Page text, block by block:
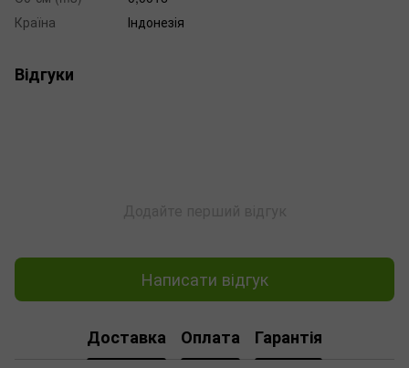
Країна
Індонезія
Відгуки
Написати відгук
Доставка Оплата Гарантія